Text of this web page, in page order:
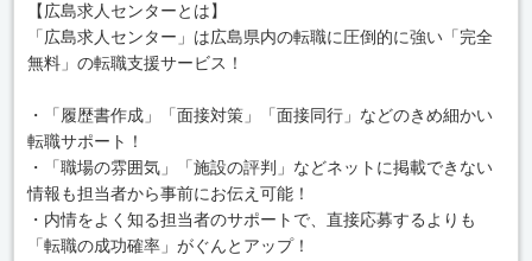
【広島求人センターとは】
「広島求人センター」は広島県内の転職に圧倒的に強い「完全
無料」の転職支援サービス！
・「履歴書作成」「面接対策」「面接同行」などのきめ細かい
転職サポート！
・「職場の雰囲気」「施設の評判」などネットに掲載できない
情報も担当者から事前にお伝え可能！
・内情をよく知る担当者のサポートで、直接応募するよりも
「転職の成功確率」がぐんとアップ！